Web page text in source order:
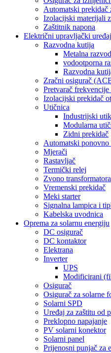
Automatski prekidač
Izolacijski materijali
Zaštitnik napona
Električni upravljački uređaj
Razvodna kutija
Metalna
vodootporna
Razvodna
Zračni osigurač
Pretvarač frekvencije
Izolacijski prekidač
Utičnica
Industrijski
Modularna
Zidni prekidač
Automatski
Mjerači
Rastavljač
Termički relej
Zvono transformatora
Vremenski prekidač
Meki starter
Signalna lampica i
Kabelska uvodnica
Oprema za solarnu energiju
DC osigurač
DC kontaktor
Elektrana
Inverter
UPS
Modificirani
Osigurač
Osigurač za solarne
Solarni SPD
Uređaj za zaštitu od
Preklopno napajanje
PV solarni konektor
Solarni panel
Prijenosni punjač za